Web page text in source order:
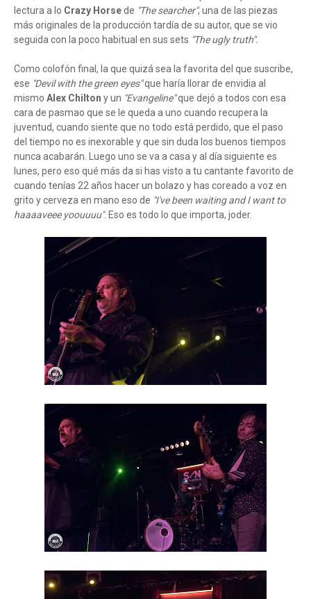
lectura a lo Crazy Horsede "The searcher", una de las piezas
más originales de la producción tardía de su autor, que se vio
seguida con la poco habitual en sus sets "The ugly truth".
Como colofón final, la que quizá sea la favorita del que suscribe,
ese "Devil with the green eyes"que haría llorar de envidia al
mismo Alex Chilton y un "Evangeline"que dejó a todos con esa
cara de pasmao que se le queda a uno cuando recupera la
juventud, cuando siente que no todo está perdido, que el paso
del tiempo no es inexorable y que sin duda los buenos tiempos
nunca acabarán. Luego uno se va a casa y al día siguiente es
lunes, pero eso qué más da si has visto a tu cantante favorito de
cuando tenías 22 años hacer un bolazo y has coreado a voz en
grito y cerveza en mano eso de "I've been waiting and I want to
haaaaveee yoouuuu". Eso es todo lo que importa, joder.